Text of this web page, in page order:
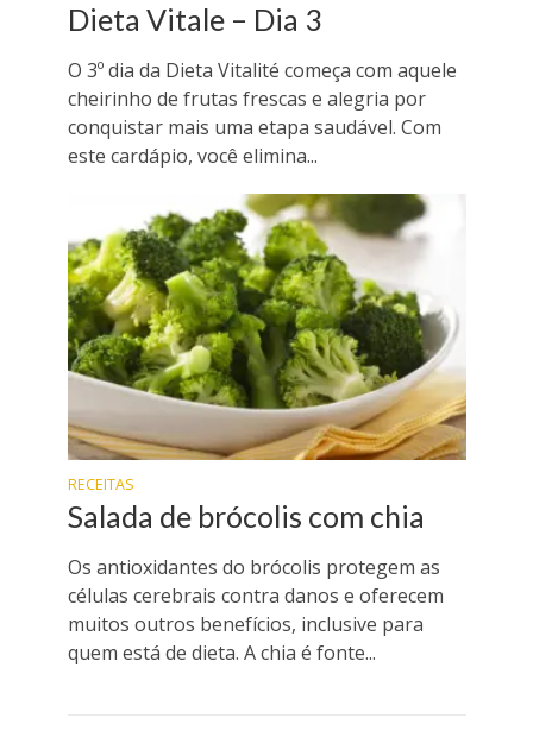
Dieta Vitale – Dia 3
O 3º dia da Dieta Vitalité começa com aquele
cheirinho de frutas frescas e alegria por
conquistar mais uma etapa saudável. Com
este cardápio, você elimina...
RECEITAS
Salada de brócolis com chia
Os antioxidantes do brócolis protegem as
células cerebrais contra danos e oferecem
muitos outros benefícios, inclusive para
quem está de dieta. A chia é fonte...